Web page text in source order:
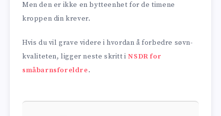
Men den er ikke en bytteenhet for de timene
kroppen din krever.
Hvis du vil grave videre i hvordan å forbedre søvn­
kvaliteten, ligger neste skritt i NSDR for
småbarnsforeldre.